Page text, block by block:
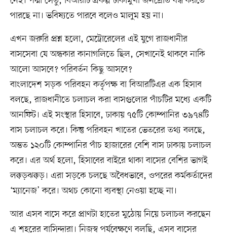
পারছে না। ভবিষ্যতে পারবে বলেও মালুম হয় না।
এখন জরুরি প্রশ্ন হলো, মেট্রোরেলের এই যুগে রাজধানীর
বাসসেবা যে অন্ধকার কানাগলিতে ছিল, সেখানেই থাকবে নাকি
আলো আসবে? পরিবর্তন কিছু আসবে?
বাংলাদেশ সড়ক পরিবহন কর্তৃপক্ষ বা বিআরটিএর এক হিসাব
বলছে, রাজধানীতে চলাচল করা বাসগুলোর পাঁচটির মধ্যে একটি
আনফিট। এই সংস্থার হিসাবে, ঢাকায় ৭৫টি কোম্পানির ৩৯৭৪টি
বাস চলাচল করে। কিন্তু পরিবহন খাতের ভেতরের তথ্য বলছে,
অন্তত ১২০টি কোম্পানির পাঁচ হাজারের বেশি বাস ঢাকায় চলাচল
করে। এর অর্থ হলো, হিসাবের বাইরে থাকা বাসের বেশির ভাগই
লক্কড়ঝক্কড়। এরা সড়কে চলছে অবৈধভাবে, ওপরের কর্মকর্তাদের
‘ম্যানেজ’ করে। অথচ কোনো ব্যবস্থা নেওয়া হচ্ছে না।
আর এসব বাসে করে প্রাণটা হাতের মুঠোয় নিয়ে চলাচল করছেন
এ শহরের বাসিন্দারা। নিজস্ব পর্যবেক্ষণে বলছি, এসব বাসের